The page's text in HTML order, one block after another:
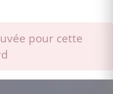
pour cette